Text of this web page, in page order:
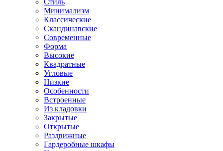
Стиль
Минимализм
Классические
Скандинавские
Современные
Форма
Высокие
Квадратные
Угловые
Низкие
Особенности
Встроенные
Из кладовки
Закрытые
Открытые
Раздвижные
Гардеробные шкафы